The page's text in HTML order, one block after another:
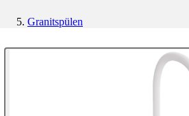
Granitspülen